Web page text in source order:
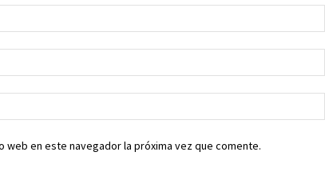
en este navegador la próxima vez que comente.